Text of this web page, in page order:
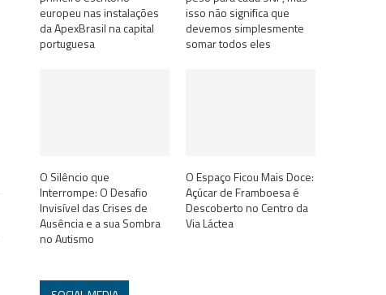
europeu nas instalações
da ApexBrasil na capital
portuguesa
isso não significa que
devemos simplesmente
somar todos eles
O Silêncio que
Interrompe: O Desafio
Invisível das Crises de
Ausência e a sua Sombra
no Autismo
O Espaço Ficou Mais Doce:
Açúcar de Framboesa é
Descoberto no Centro da
Via Láctea